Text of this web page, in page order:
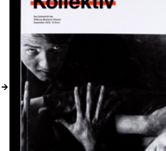
KONTAKT
KUNDENKONTO